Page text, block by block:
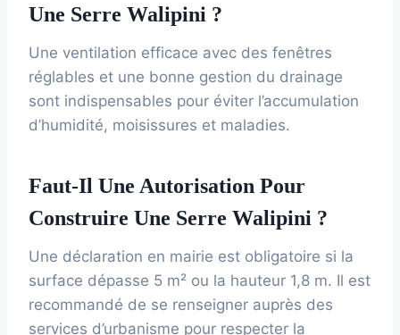
Une Serre Walipini ?
Une ventilation efficace avec des fenêtres
réglables et une bonne gestion du drainage
sont indispensables pour éviter l’accumulation
d’humidité, moisissures et maladies.
Faut-Il Une Autorisation Pour
Construire Une Serre Walipini ?
Une déclaration en mairie est obligatoire si la
surface dépasse 5 m² ou la hauteur 1,8 m. Il est
recommandé de se renseigner auprès des
services d’urbanisme pour respecter la